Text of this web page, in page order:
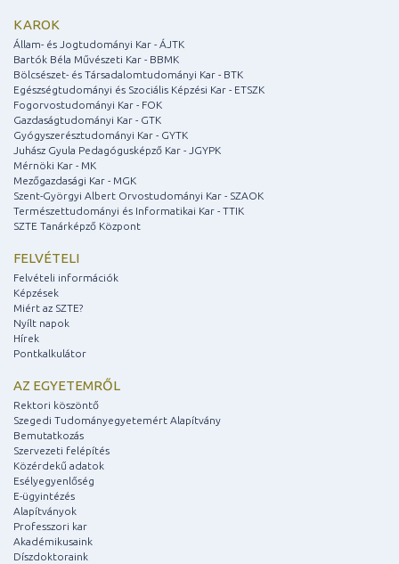
KAROK
Állam- és Jogtudományi Kar - ÁJTK
Bartók Béla Művészeti Kar - BBMK
Bölcsészet- és Társadalomtudományi Kar - BTK
Egészségtudományi és Szociális Képzési Kar - ETSZK
Fogorvostudományi Kar - FOK
Gazdaságtudományi Kar - GTK
Gyógyszerésztudományi Kar - GYTK
Juhász Gyula Pedagógusképző Kar - JGYPK
Mérnöki Kar - MK
Mezőgazdasági Kar - MGK
Szent-Györgyi Albert Orvostudományi Kar - SZAOK
Természettudományi és Informatikai Kar - TTIK
SZTE Tanárképző Központ
FELVÉTELI
Felvételi információk
Képzések
Miért az SZTE?
Nyílt napok
Hírek
Pontkalkulátor
AZ EGYETEMRŐL
Rektori köszöntő
Szegedi Tudományegyetemért Alapítvány
Bemutatkozás
Szervezeti felépítés
Közérdekű adatok
Esélyegyenlőség
E-ügyintézés
Alapítványok
Professzori kar
Akadémikusaink
Díszdoktoraink